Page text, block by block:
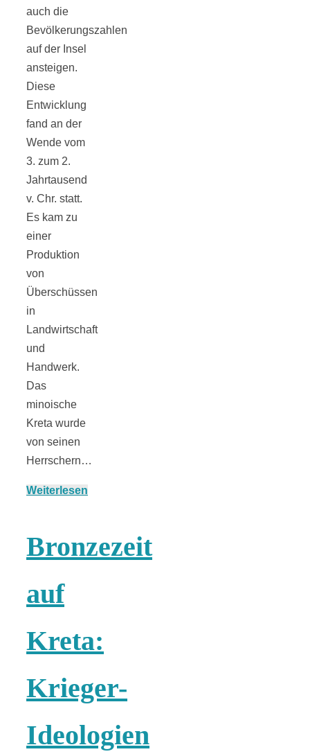
auch die
Bevölkerungszahlen
auf der Insel
ansteigen.
Diese
Entwicklung
fand an der
Wende vom
3. zum 2.
Jahrtausend
v. Chr. statt.
Es kam zu
einer
Produktion
von
Überschüssen
in
Landwirtschaft
und
Handwerk.
Das
minoische
Kreta wurde
von seinen
Herrschern…
Weiterlesen
Bronzezeit
auf
Kreta:
Krieger-
Ideologien
Fototour im